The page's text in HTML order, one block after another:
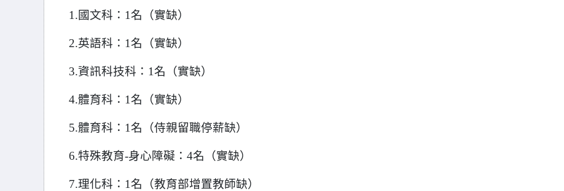
1.國文科：1名（實缺）
2.英語科：1名（實缺）
3.資訊科技科：1名（實缺）
4.體育科：1名（實缺）
5.體育科：1名（侍親留職停薪缺）
6.特殊教育-身心障礙：4名（實缺）
7.理化科：1名（教育部增置教師缺）